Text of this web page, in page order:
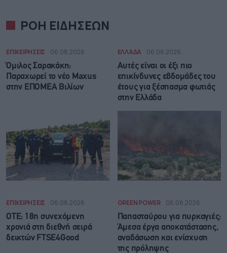
ΡΟΗ ΕΙΔΗΣΕΩΝ
ΕΠΙΧΕΙΡΗΣΕΙΣ 06.08.2026
Όμιλος Σαρακάκη:
Παραχωρεί το νέο Maxus
στην ΕΠΟΜΕΑ Βιλίων
ΕΛΛΑΔΑ 06.08.2026
Αυτές είναι οι έξι πιο
επικίνδυνες εβδομάδες του
έτους για ξέσπασμα φωτιάς
στην Ελλάδα
ΕΠΙΧΕΙΡΗΣΕΙΣ 06.08.2026
ΟΤΕ: 18η συνεχόμενη
χρονιά στη διεθνή σειρά
δεικτών FTSE4Good
GREEN POWER 06.08.2026
Παπασταύρου για πυρκαγιές:
Άμεσα έργα αποκατάστασης,
αναδάσωση και ενίσχυση
της πρόληψης